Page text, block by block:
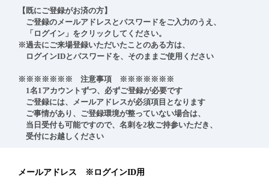
【既にご登録がお済の方】
ご登録のメールアドレスとパスワードをご入力のうえ、
「ログイン」をクリックしてください。
※過去にご来場登録いただいたことのある方は、
ログインIDとパスワードを、そのままご使用ください
※※※※※※※　注意事項　※※※※※※※
1名1アカウントずつ、必ずご登録が必要です
ご登録には、メールアドレスが必須項目となります
ご事情があり、ご登録環境が整っていない場合は、
当日受付も可能ですので、名刺を2枚ご持参いただき、
受付にお越しください
メールアドレス ※ログインID用